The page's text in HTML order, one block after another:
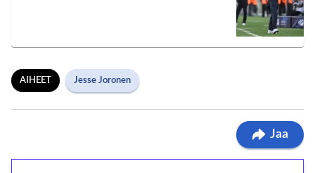
AIHEET Jesse Joronen
Jaa